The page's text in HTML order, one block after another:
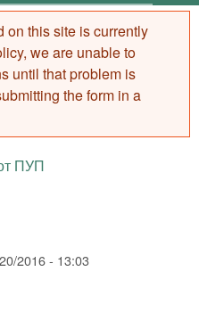
on this site is currently
we are unable to
until that problem is
the form in a
ПУП
2016 - 13:03